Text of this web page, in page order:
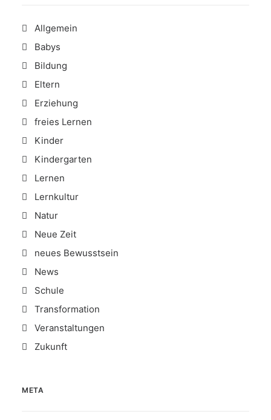
Allgemein
Babys
Bildung
Eltern
Erziehung
freies Lernen
Kinder
Kindergarten
Lernen
Lernkultur
Natur
Neue Zeit
neues Bewusstsein
News
Schule
Transformation
Veranstaltungen
Zukunft
META